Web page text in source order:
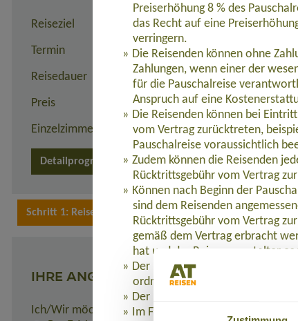
Reiseziel Aktivurlaub La Gomera
Termin 14.11. - 28.11.2026
Reisedauer 15 Tage
Preis 2.929,00 Euro inkl. Flug
Einzelzimmerzuschlag 590,00 Euro
Detailprogramm 8 Tage Detailprogramm 15 Tage
IHRE ANGABEN
Ich/Wir möchte(n) die Rechnung und alle Unterlagen
Preiserhöhung 8 % des
das Recht auf eine
verringern.
Die Reisenden können ohne
Zahlungen, wenn einer der
für die Pauschalreise
Anspruch auf eine
Die Reisenden können bei
vom Vertrag zurücktreten,
Pauschalreise voraussichtlich
Zudem können die Reisenden
Rücktrittsgebühr vom Vertrag
Können nach Beginn der
sind dem Reisenden
Rücktrittsgebühr vom Vertrag
gemäß dem Vertrag erbracht
hat und der Reiseveranstalter
Der Reisende hat Anspruch auf
ordnungsgemäß erbracht werden.
Der Reiseveranstalter leistet
Im Fall der Insolvenz des